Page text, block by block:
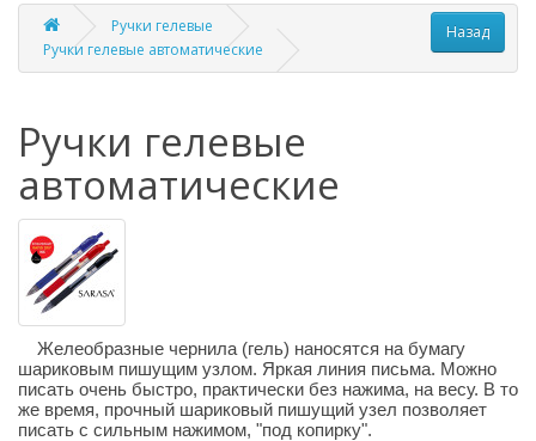
Ручки гелевые
Ручки гелевые автоматические
Ручки гелевые
автоматические
Желеобразные чернила (гель) наносятся на бумагу
шариковым пишущим узлом. Яркая линия письма. Можно
писать очень быстро, практически без нажима, на весу. В то
же время, прочный шариковый пишущий узел позволяет
писать с сильным нажимом, "под копирку".